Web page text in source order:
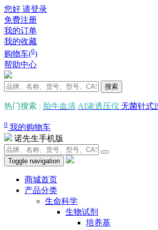
您好 请登录
免费注册
我的订单
我的收藏
购物车(0)
帮助中心
搜索
热门搜索 : 胎牛血清 AI渗透压仪 无菌针式
0 我的购物车
诺先生手机版
Toggle navigation
商城首页
产品分类
生命科学
生物试剂
培养基